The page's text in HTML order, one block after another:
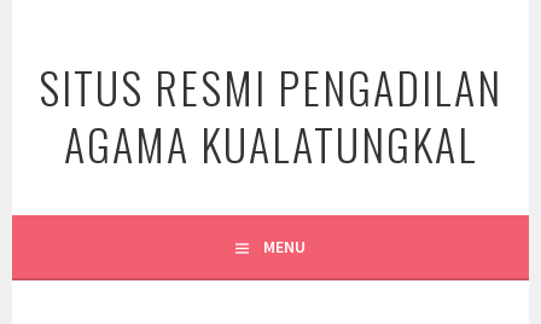
content
SITUS RESMI PENGADILAN
AGAMA KUALATUNGKAL
MENU